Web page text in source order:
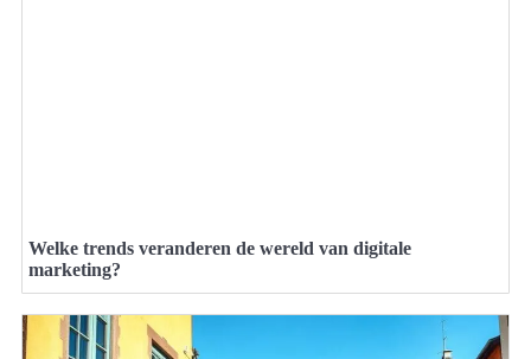
Welke trends veranderen de wereld van digitale
marketing?